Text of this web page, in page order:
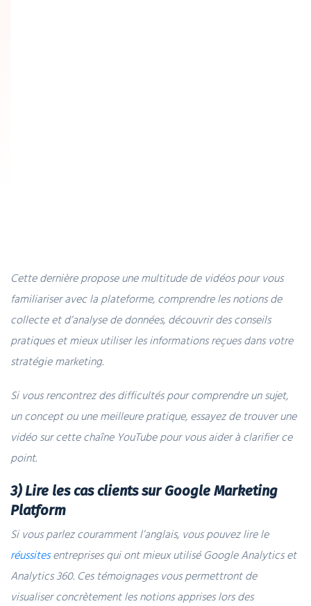
Cette dernière propose une multitude de vidéos pour vous
familiariser avec la plateforme, comprendre les notions de
collecte et d’analyse de données, découvrir des conseils
pratiques et mieux utiliser les informations reçues dans votre
stratégie marketing.
Si vous rencontrez des difficultés pour comprendre un sujet,
un concept ou une meilleure pratique, essayez de trouver une
vidéo sur cette chaîne YouTube pour vous aider à clarifier ce
point.
3) Lire les cas clients sur Google Marketing
Platform
Si vous parlez couramment l’anglais, vous pouvez lire le
réussitesentreprises qui ont mieux utilisé Google Analytics et
Analytics 360. Ces témoignages vous permettront de
visualiser concrètement les notions apprises lors des